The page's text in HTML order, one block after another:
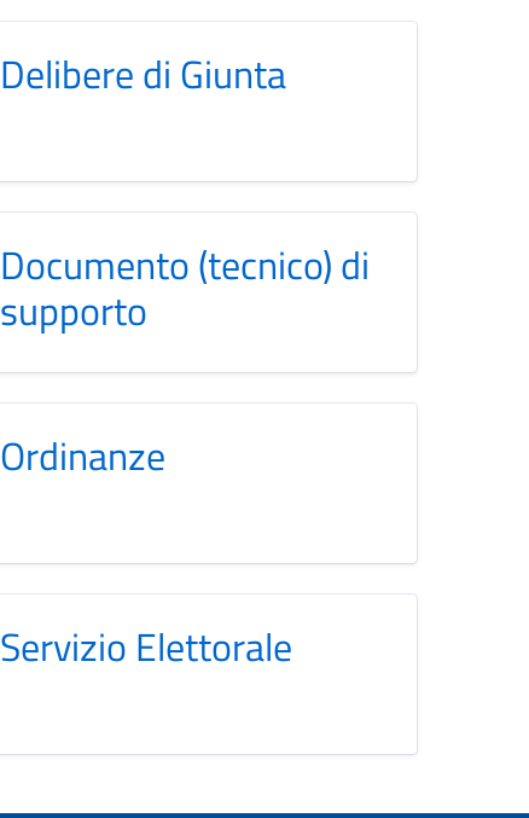
Delibere di Giunta
Documento (tecnico) di
supporto
Ordinanze
Servizio Elettorale